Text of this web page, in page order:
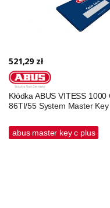
521,29 zł
Kłódka ABUS VITESS 1000
86TI/55 System Master Key
abus master key c plus